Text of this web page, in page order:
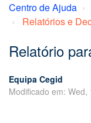
Centro de Ajuda
Relatórios e
Relatório
Equipa Cegid
Modificado em: